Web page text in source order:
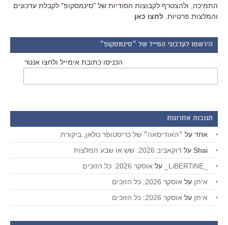
התמיכה, ולהצטרף לקבוצות הסודיות של "סינמסקופ" לקבלת עדכונים
והמלצות פרטיות. לחצו כאן
הירשמו לעדכוני המייל של ״סינמסקופ״
הכניסו כתובת אימייל ולחצו אנטר
תגובות אחרונות
אחד על ״האודיסאה״ של כריסטופר נולאן, ביקורת
Shai על דוקאביב 2026: שש או שבע המלצות
על אוסקר 2026: כל הזוכים
איתן על אוסקר 2026: כל הזוכים
איתן על אוסקר 2026: כל הזוכים